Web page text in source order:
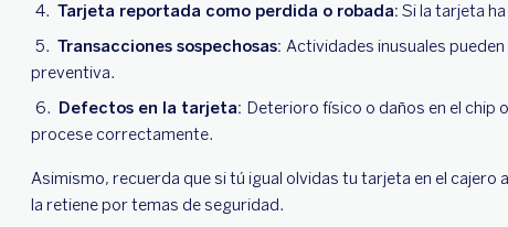
Tarjeta reportada como perdida o robada: Si la tarjeta
Transacciones sospechosas: Actividades inusuales
preventiva.
Defectos en la tarjeta: Deterioro físico o daños en el chip
procese correctamente.
Asimismo, recuerda que si tú igual olvidas tu tarjeta en el
la retiene por temas de seguridad.